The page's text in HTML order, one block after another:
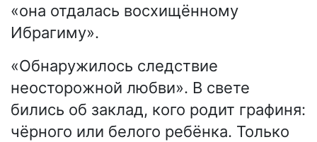
«она отдалась восхищённому
Ибрагиму».
«Обнаружилось следствие
неосторожной любви». В свете
бились об заклад, кого родит графиня:
чёрного или белого ребёнка. Только